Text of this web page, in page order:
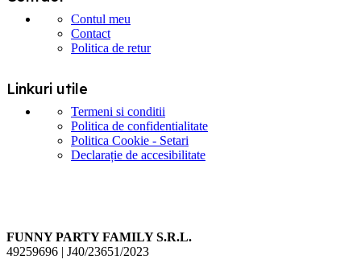
Contul meu
Contact
Politica de retur
Linkuri utile
Termeni si conditii
Politica de confidentialitate
Politica Cookie - Setari
Declarație de accesibilitate
FUNNY PARTY FAMILY S.R.L.
49259696 | J40/23651/2023